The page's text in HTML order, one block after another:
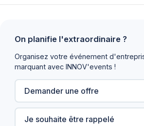
On planifie l'extraordinaire ?
Organisez votre événement
marquant avec INNOV'events !
Demander une offre
Je souhaite être rappelé